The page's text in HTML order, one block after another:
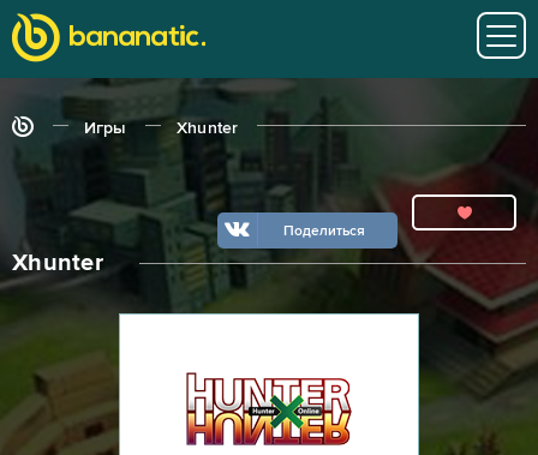
Игры Xhunter
Поделиться
Xhunter